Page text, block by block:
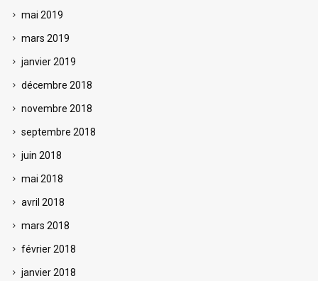
mai 2019
mars 2019
janvier 2019
décembre 2018
novembre 2018
septembre 2018
juin 2018
mai 2018
avril 2018
mars 2018
février 2018
janvier 2018